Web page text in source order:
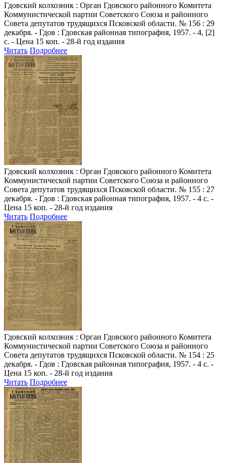
Гдовский колхозник : Орган Гдовского районного Комитета
Коммунистической партии Советского Союза и районного
Совета депутатов трудящихся Псковской области. № 156 : 29
декабря. - Гдов : Гдовская районная типография, 1957. - 4, [2]
с. - Цена 15 коп. - 28-й год издания
Читать Подробнее
Гдовский колхозник : Орган Гдовского районного Комитета
Коммунистической партии Советского Союза и районного
Совета депутатов трудящихся Псковской области. № 155 : 27
декабря. - Гдов : Гдовская районная типография, 1957. - 4 с. -
Цена 15 коп. - 28-й год издания
Читать Подробнее
Гдовский колхозник : Орган Гдовского районного Комитета
Коммунистической партии Советского Союза и районного
Совета депутатов трудящихся Псковской области. № 154 : 25
декабря. - Гдов : Гдовская районная типография, 1957. - 4 с. -
Цена 15 коп. - 28-й год издания
Читать Подробнее